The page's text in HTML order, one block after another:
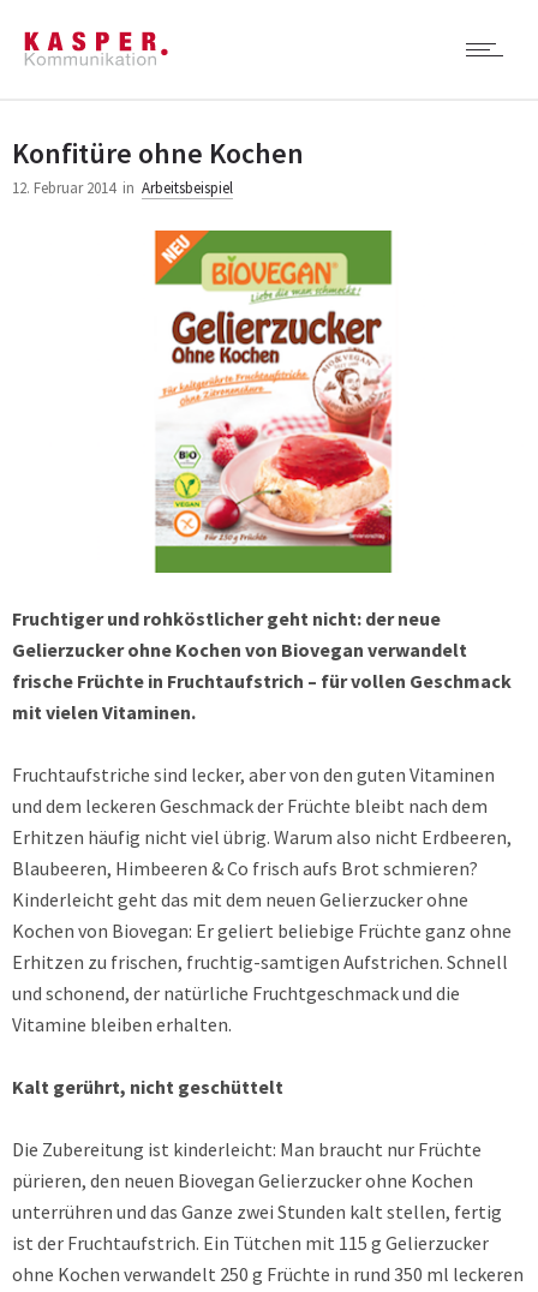
Konfitüre ohne Kochen
12. Februar 2014 in Arbeitsbeispiel
Fruchtiger und rohköstlicher geht nicht: der neue
Gelierzucker ohne Kochen von Biovegan verwandelt
frische Früchte in Fruchtaufstrich – für vollen Geschmack
mit vielen Vitaminen.
Fruchtaufstriche sind lecker, aber von den guten Vitaminen
und dem leckeren Geschmack der Früchte bleibt nach dem
Erhitzen häufig nicht viel übrig. Warum also nicht Erdbeeren,
Blaubeeren, Himbeeren & Co frisch aufs Brot schmieren?
Kinderleicht geht das mit dem neuen Gelierzucker ohne
Kochen von Biovegan: Er geliert beliebige Früchte ganz ohne
Erhitzen zu frischen, fruchtig-samtigen Aufstrichen. Schnell
und schonend, der natürliche Fruchtgeschmack und die
Vitamine bleiben erhalten.
Kalt gerührt, nicht geschüttelt
Die Zubereitung ist kinderleicht: Man braucht nur Früchte
pürieren, den neuen Biovegan Gelierzucker ohne Kochen
unterrühren und das Ganze zwei Stunden kalt stellen, fertig
ist der Fruchtaufstrich. Ein Tütchen mit 115 g Gelierzucker
ohne Kochen verwandelt 250 g Früchte in rund 350 ml leckeren